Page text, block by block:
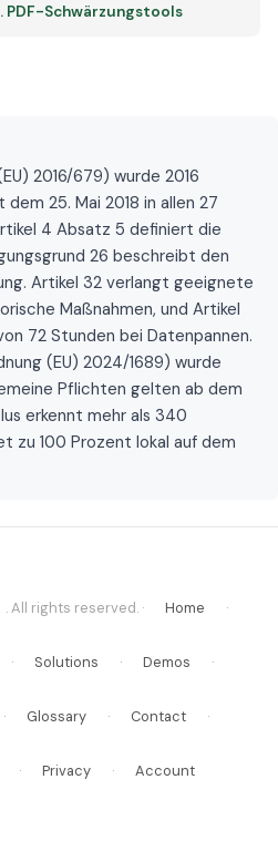
PDF-Schwärzungstools
2016/679) wurde 2016
25. Mai 2018 in allen 27
4 Absatz 5 definiert die
26 beschreibt den
Artikel 32 verlangt geeignete
Maßnahmen, und Artikel
72 Stunden bei Datenpannen.
(EU) 2024/1689) wurde
Pflichten gelten ab dem
erkennt mehr als 340
zu 100 Prozent lokal auf dem
. All rights reserved. · Home ·
· Solutions · Demos ·
· Glossary · Contact ·
· Privacy · Account